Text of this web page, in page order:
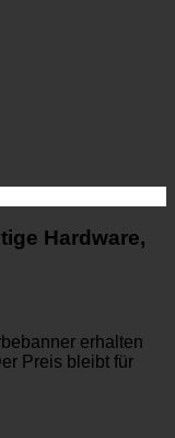
Hardware,
erhalten
Preis bleibt für